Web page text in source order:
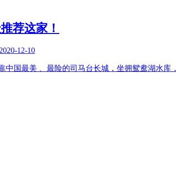
荐这家！
2020-12-10
国最美 、最险的司马台长城，坐拥鸳鸯湖水库，